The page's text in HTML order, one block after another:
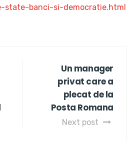
state-banci-si-democratie.html
Un manager
privat care a
plecat de la
Posta Romana
Next post